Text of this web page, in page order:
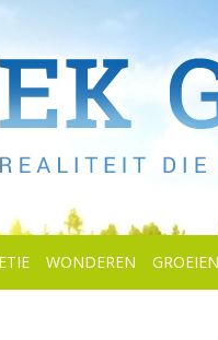
WONDEREN GROEIEN